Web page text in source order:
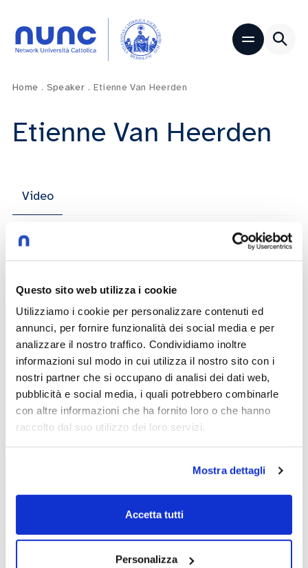
Questo sito web utilizza i cookie
Utilizziamo i cookie per personalizzare contenuti ed
annunci, per fornire funzionalità dei social media e per
analizzare il nostro traffico. Condividiamo inoltre
informazioni sul modo in cui utilizza il nostro sito con i
nostri partner che si occupano di analisi dei dati web,
pubblicità e social media, i quali potrebbero combinarle
con altre informazioni che ha fornito loro o che hanno
raccolto dal suo utilizzo dei loro servizi.
Mostra dettagli
Accetta tutti
Personalizza
Home . Speaker . Etienne Van Heerden
Etienne Van Heerden
Video
Sudafrica vent’anni dopo. L’intervista a
Etienne Van Heerden
Etienne Van Heerden
07/04/2016